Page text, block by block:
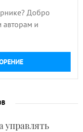
Добро
и
управлять